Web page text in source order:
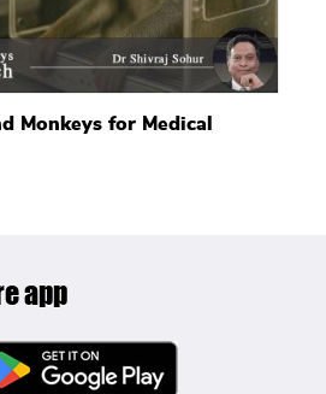
Monkeys for Medical
app